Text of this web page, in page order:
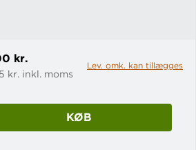
kr.
kr. inkl. moms
Lev. omk. kan tillægges
KØB